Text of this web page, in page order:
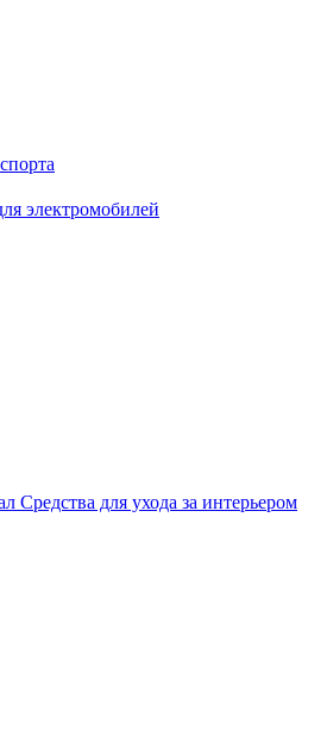
электромобилей
Средства для ухода за интерьером